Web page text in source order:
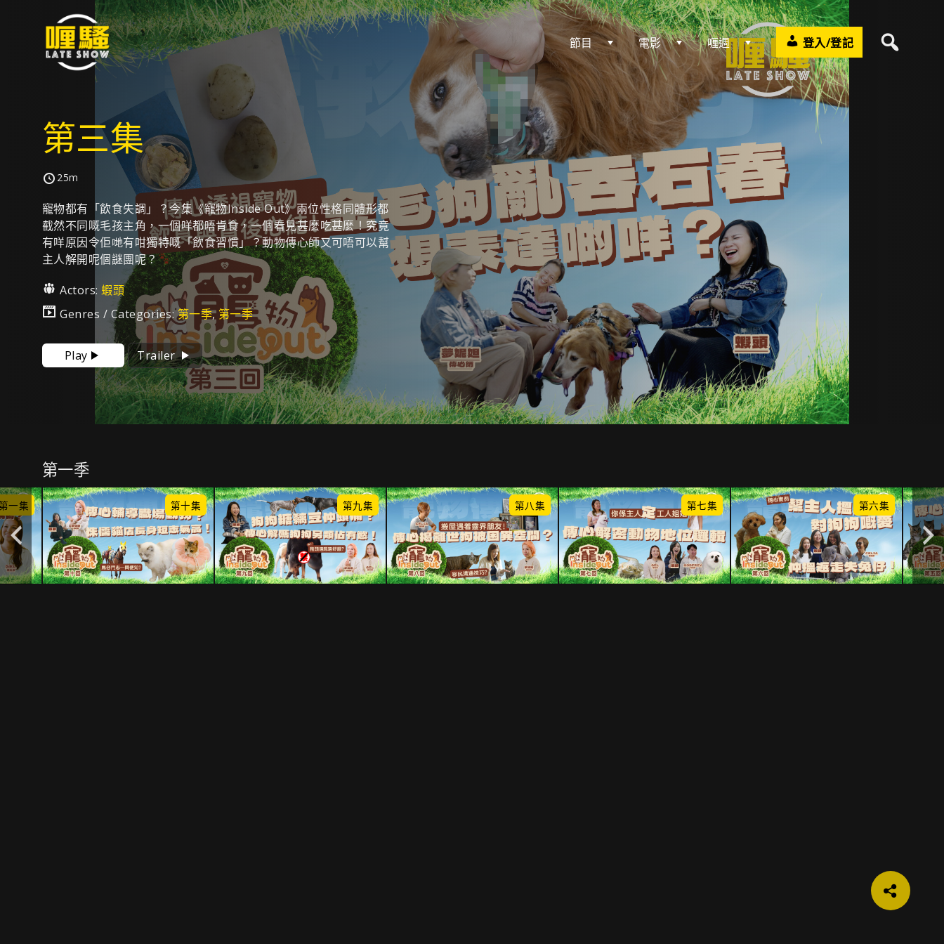
節目 電影 喱週 登入/登記
第三集
25m
寵物都有「飲食失調」？今集《寵物Inside Out》兩位性格同體形都
截然不同嘅毛孩主角，一個咩都唔肯食，一個看見甚麼吃甚麼！究竟
有咩原因令佢哋有咁獨特嘅「飲食習慣」？動物傳心師又可唔可以幫
主人解開呢個謎團呢？
Actors:蝦頭
Genres / Categories:第一季,第一季
Play Trailer
第一季
一集 第十集 第九集 第八集 第七集 第六集